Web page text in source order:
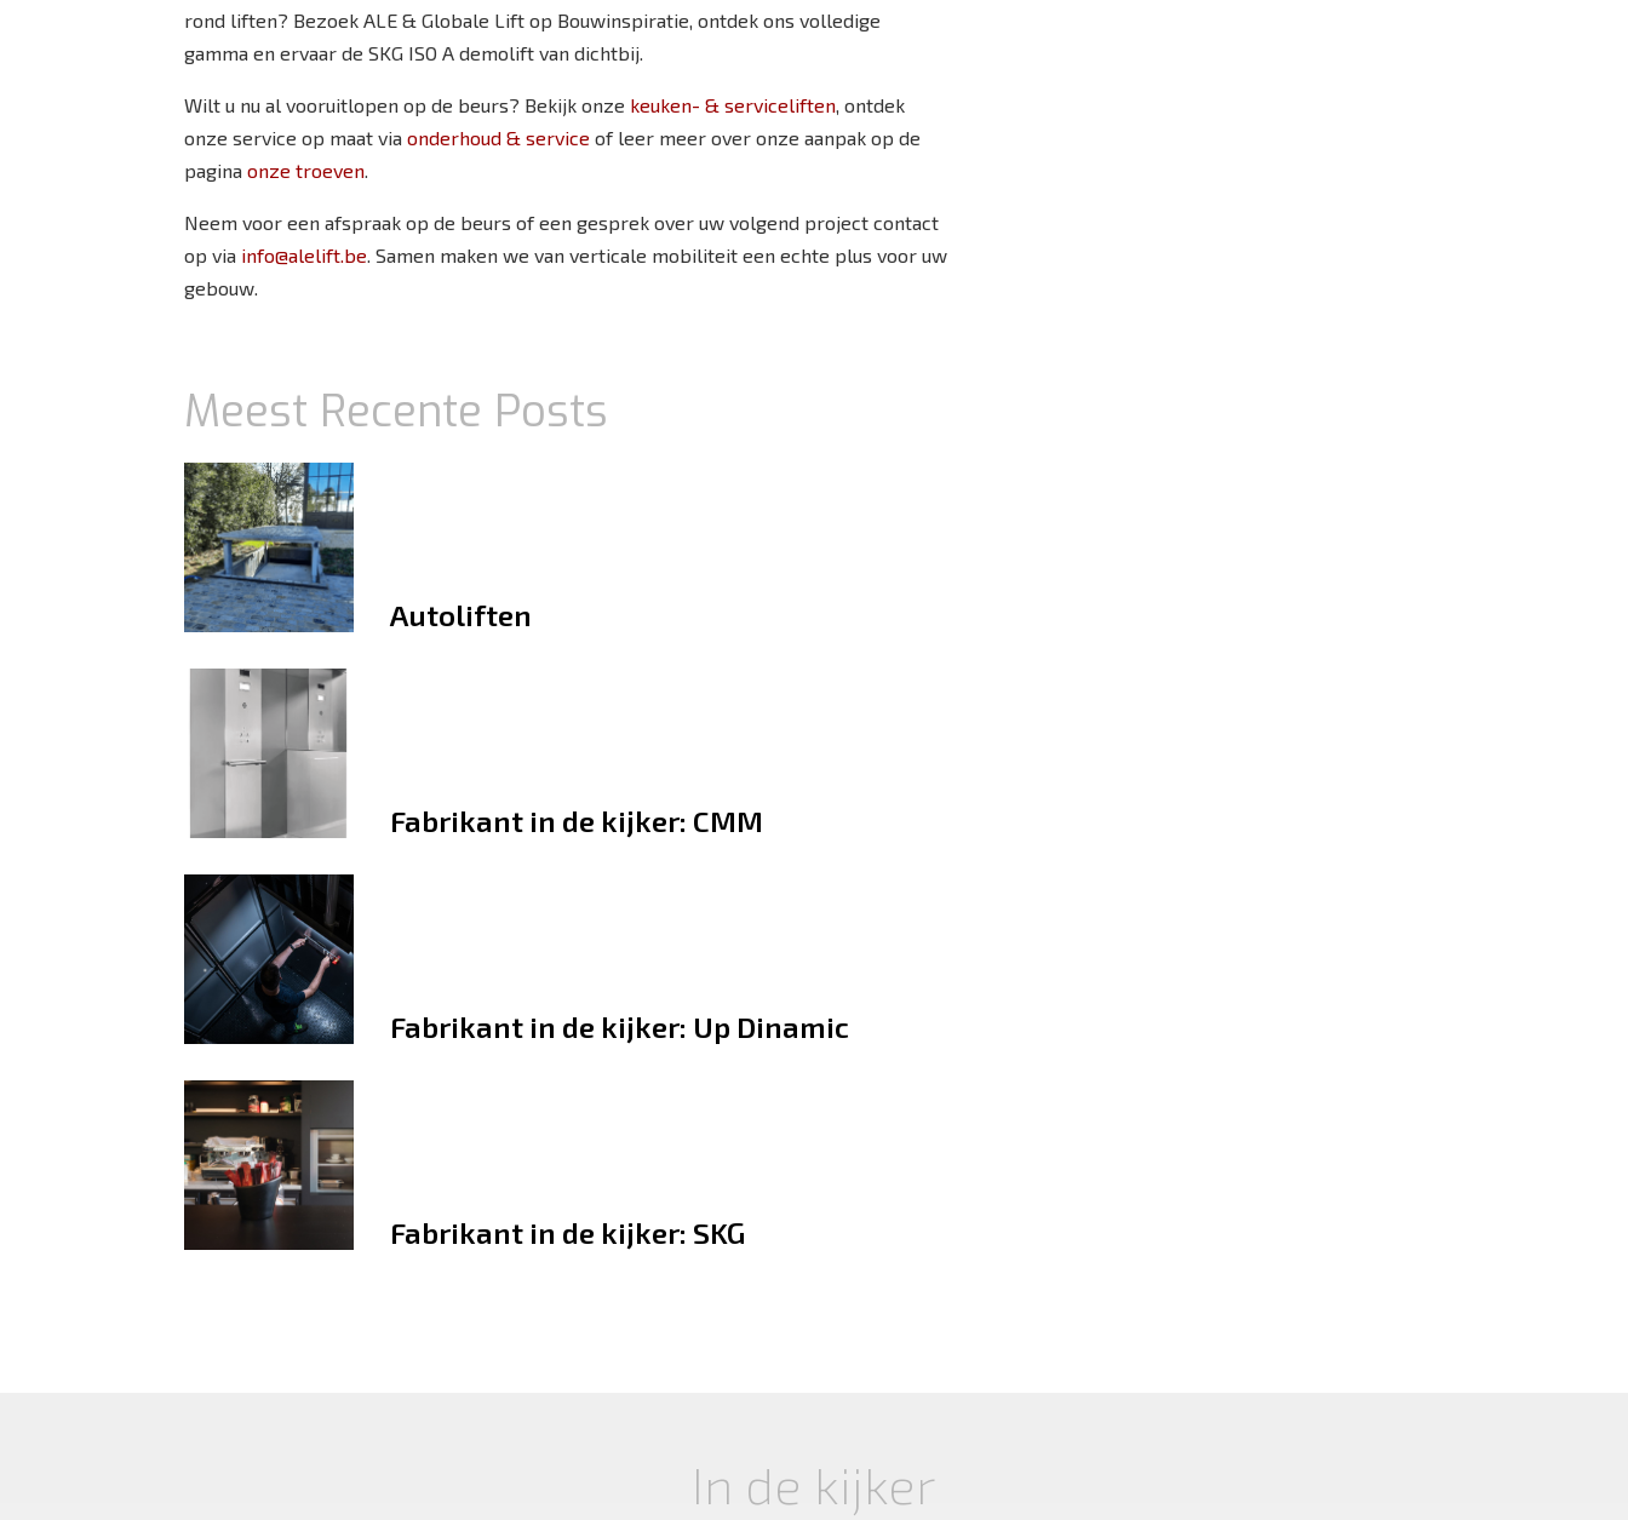
rond liften? Bezoek ALE & Globale Lift op Bouwinspiratie, ontdek ons volledige
gamma en ervaar de SKG ISO A demolift van dichtbij.
Wilt u nu al vooruitlopen op de beurs? Bekijk onze keuken- & serviceliften , ontdek
onze service op maat via onderhoud & service of leer meer over onze aanpak op de
pagina onze troeven
Neem voor een afspraak op de beurs of een gesprek over uw volgend project contact
op via info@alelift.be . Samen maken we van verticale mobiliteit een echte plus voor uw
gebouw.
Meest Recente Posts
Autoliften
Fabrikant in de kijker: CMM
Fabrikant in de kijker: Up Dinamic
Fabrikant in de kijker: SKG
In de kijker